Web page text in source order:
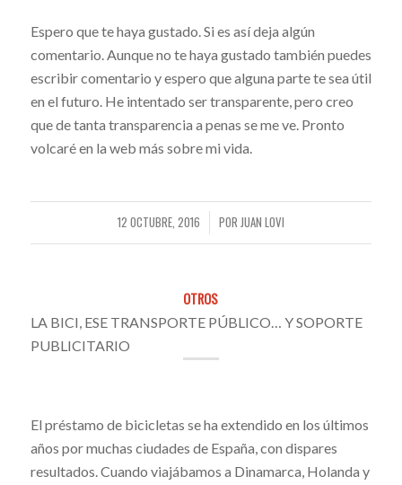
Espero que te haya gustado. Si es así deja algún
comentario. Aunque no te haya gustado también puedes
escribir comentario y espero que alguna parte te sea útil
en el futuro. He intentado ser transparente, pero creo
que de tanta transparencia a penas se me ve. Pronto
volcaré en la web más sobre mi vida.
12 OCTUBRE, 2016
/ POR JUAN LOVI
OTROS
LA BICI, ESE TRANSPORTE PÚBLICO… Y SOPORTE
PUBLICITARIO
El préstamo de bicicletas se ha extendido en los últimos
años por muchas ciudades de España, con dispares
resultados. Cuando viajábamos a Dinamarca, Holanda y